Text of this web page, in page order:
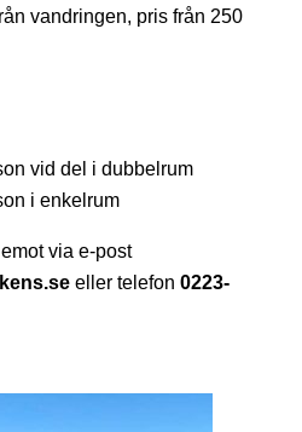
vandringen, pris från 250
vid del i dubbelrum
i enkelrum
via e-post
eller telefon 0223-